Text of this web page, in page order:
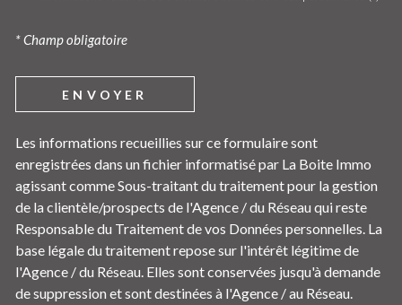
* Champ obligatoire
ENVOYER
Les informations recueillies sur ce formulaire sont
enregistrées dans un fichier informatisé par La Boite Immo
agissant comme Sous-traitant du traitement pour la gestion
de la clientèle/prospects de l'Agence / du Réseau qui reste
Responsable du Traitement de vos Données personnelles. La
base légale du traitement repose sur l'intérêt légitime de
l'Agence / du Réseau. Elles sont conservées jusqu'à demande
de suppression et sont destinées à l'Agence / au Réseau.